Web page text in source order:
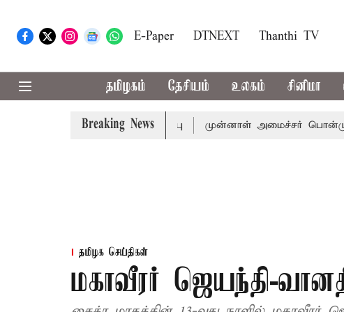
E-Paper DTNEXT Thanthi TV
தமிழகம் தேசியம் உலகம் சினிமா
Breaking News
அமைச்சர் விஜய் அழைப்பு முன்னாள் அமைச்சர் பொன்முடிக்கு
தமிழக செய்திகள்
மகாவீரர் ஜெயந்தி-